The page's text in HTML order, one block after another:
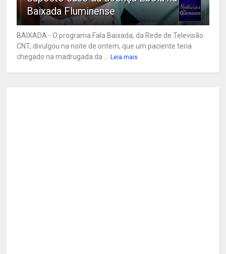
Baixada Fluminense
BAIXADA - O programa Fala Baixada, da Rede de Televisão
CNT, divulgou na noite de ontem, que um paciente teria
chegado na madrugada da ...
Leia mais